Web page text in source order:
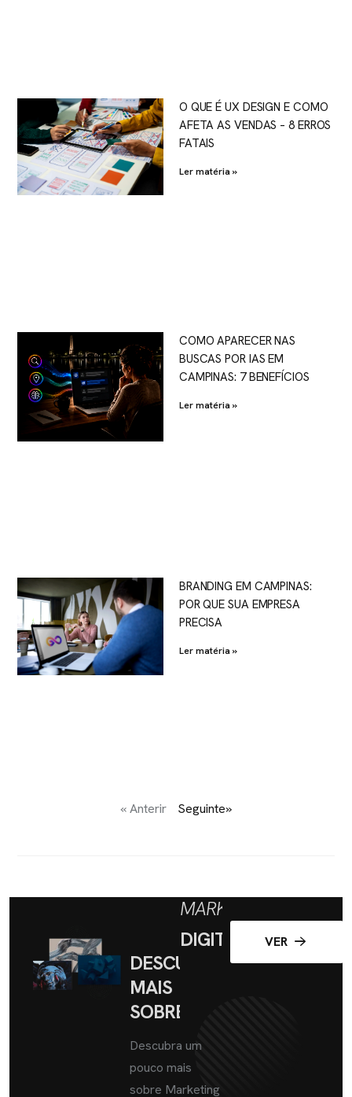
O QUE É UX DESIGN E COMO
AFETA AS VENDAS – 8 ERROS
FATAIS
Ler matéria »
COMO APARECER NAS
BUSCAS POR IAS EM
CAMPINAS: 7 BENEFÍCIOS
Ler matéria »
BRANDING EM CAMPINAS:
POR QUE SUA EMPRESA
PRECISA
Ler matéria »
« Anterir Seguinte»
DESCUBRA
MAIS
SOBRE
MARKETING
DIGITAL
Descubra um
pouco mais
sobre Marketing
VER